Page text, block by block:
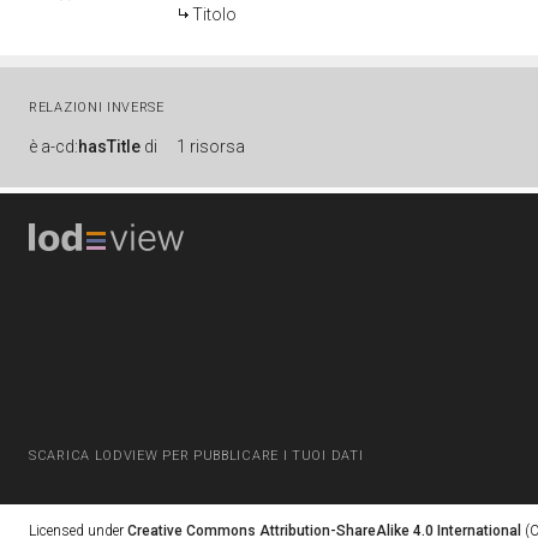
Titolo
RELAZIONI INVERSE
è a-cd:hasTitle di 1 risorsa
SCARICA LODVIEW PER PUBBLICARE I TUOI DATI
Licensed under Creative Commons Attribution-ShareAlike 4.0 International